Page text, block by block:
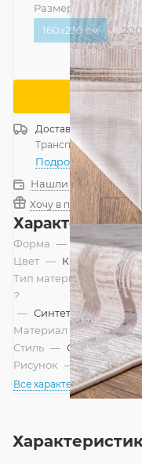
Размер —
160x230
160x230 см
Доставка Россия
Транспортной
Подробнее
Нашли дешевле?
Хочу в подарок
Форма —
Цвет — Кремовый
Тип материала
?
— Синтетический
Материал —
Стиль — Современный
Рисунок —
Все характеристики